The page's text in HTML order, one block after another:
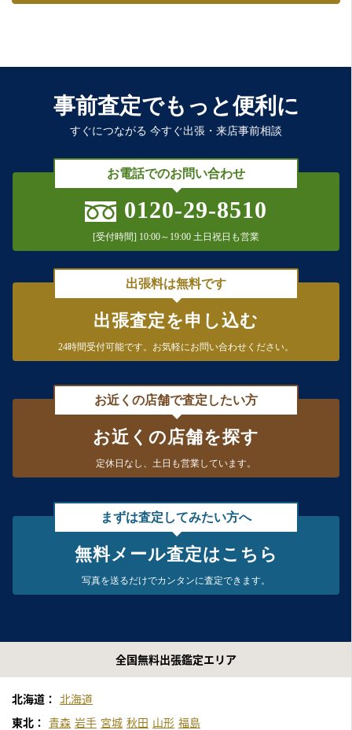
事前査定でもっと便利に
すぐにつながる 今すぐ出張・来店事前相談
お電話でのお問い合わせ
0120-29-8510
[受付時間] 10:00～19:00 土日祝日も営業
出張料は無料です
出張査定を申し込む
24時間受付可能です。 お気軽にお問い合わせください。
お近くの店舗で査定したい方
お近くの店舗を探す
定休日なし、 土日も営業しています。
まずは査定してみたい方へ
無料メール査定はこちら
写真を送るだけでカンタンに査定できます。
全国無料出張鑑定エリア
北海道： 北海道
東北： 青森 岩手 宮城 秋田 山形 福島